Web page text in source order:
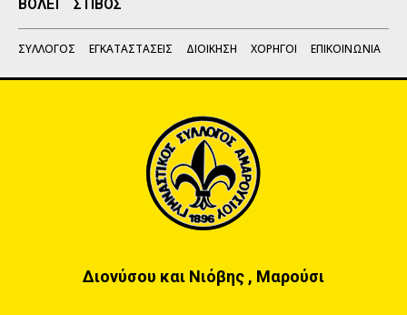
ΒΟΛΕΪ
ΣΤΙΒΟΣ
ΣΥΛΛΟΓΟΣ ΕΓΚΑΤΑΣΤΑΣΕΙΣ ΔΙΟΙΚΗΣΗ ΧΟΡΗΓΟΙ ΕΠΙΚΟΙΝΩΝΙΑ
Διονύσου και Νιόβης , Μαρούσι